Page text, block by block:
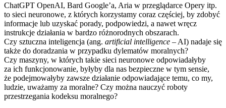
ChatGPT OpenAI, Bard Google’a, Aria w przeglądarce Opery itp.
to sieci neuronowe, z których korzystamy coraz częściej, by zdobyć
informacje lub uzyskać porady, podpowiedzi, a nawet wręcz
instrukcje działania w bardzo różnorodnych obszarach.
Czy sztuczna inteligencja (ang. artificial intelligence – AI) nadaje się
także do doradzania w przypadku dylematów moralnych?
Czy maszyny, w których takie sieci neuronowe odpowiadałyby
za ich funkcjonowanie, byłyby dla nas bezpieczne w tym sensie,
że podejmowałyby zawsze działanie odpowiadające temu, co my,
ludzie, uważamy za moralne? Czy można nauczyć roboty
przestrzegania kodeksu moralnego?